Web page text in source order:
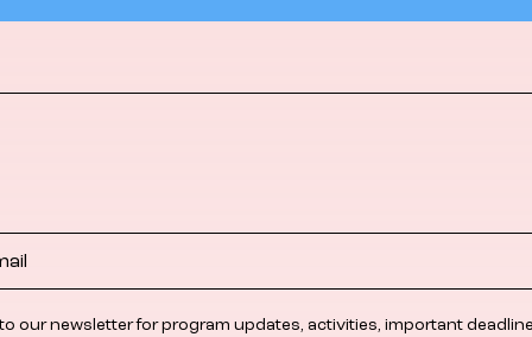
our newsletter for program updates, activities, important